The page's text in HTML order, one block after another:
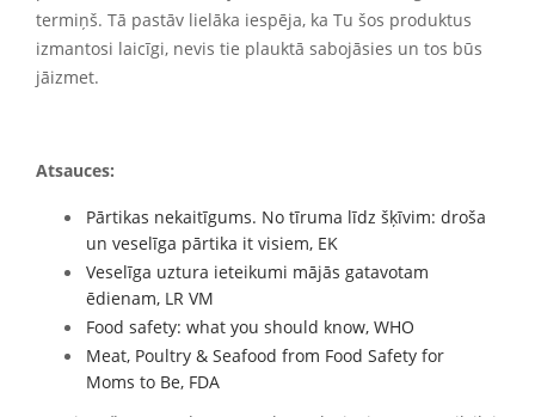
termiņš. Tā pastāv lielāka iespēja, ka Tu šos produktus
izmantosi laicīgi, nevis tie plauktā sabojāsies un tos būs
jāizmet.
Atsauces:
Pārtikas nekaitīgums. No tīruma līdz šķīvim: droša
un veselīga pārtika it visiem, EK
Veselīga uztura ieteikumi mājās gatavotam
ēdienam, LR VM
Food safety: what you should know, WHO
Meat, Poultry & Seafood from Food Safety for
Moms to Be, FDA